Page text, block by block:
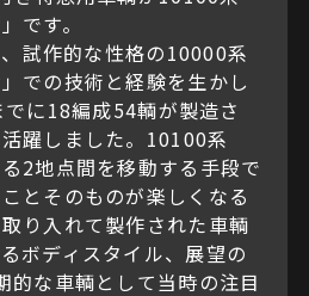
です。
試作的な性格の10000系
での技術と経験を生かし
に18編成54輌が製造さ
躍しました。10100系
2地点間を移動する手段で
とそのものが楽しくなる
り入れて製作された車輌
ボディスタイル、展望の
的な車輌として当時の注目